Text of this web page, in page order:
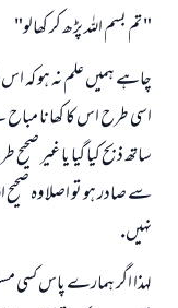
" تم بسم اللہ پڑھ كر كھالو"
چاہے ہميں علم نہ ہو كہ
اسى طرح اس كا كھانا مباح
ساتھ ذبح كيا گيا يا غير
سے صادر ہو تو اصلا وہ
نہيں.
لہذا اگر ہمارے پاس كسى